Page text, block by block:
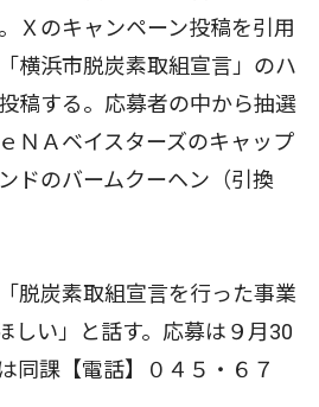
Ｘのキャンペーン投稿を引用
横浜市脱炭素取組宣言」のハ
稿する。応募者の中から抽選
ＮＡベイスターズのキャップ
ドのバームクーヘン（引換
脱炭素取組宣言を行った事業
しい」と話す。応募は９月30
同課【電話】０４５・６７